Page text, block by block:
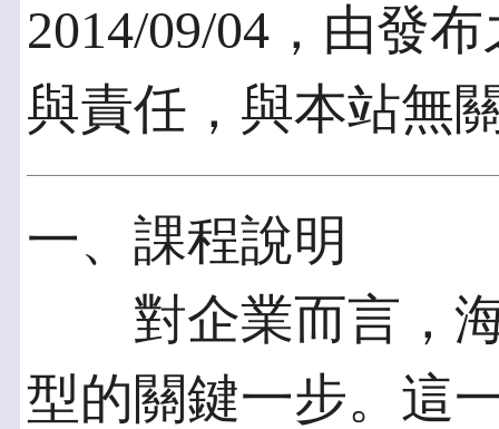
2014/09/04，由發
與責任，與本站無
一、課程說明
對企業而言，海
型的關鍵一步。這